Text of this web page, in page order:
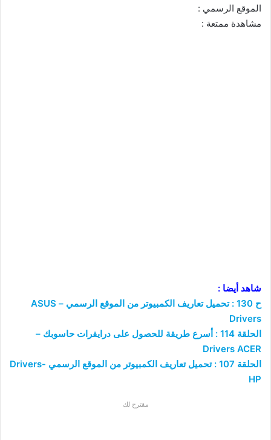
الموقع الرسمي :
مشاهدة ممتعة :
شاهد أيضا :
ح 130 : تحميل تعاريف الكمبيوتر من الموقع الرسمي – ASUS
Drivers
الحلقة 114 : أسرع طريقة للحصول على درايفرات حاسوبك –
Drivers ACER
الحلقة 107 : تحميل تعاريف الكمبيوتر من الموقع الرسمي -Drivers
HP
مقترح لك